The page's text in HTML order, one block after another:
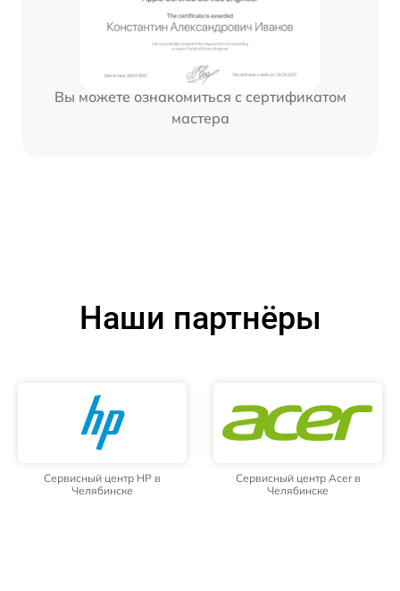
Вы можете ознакомиться с сертификатом
мастера
Наши партнёры
Сервисный центр HP в
Челябинске
Сервисный центр Acer в
Челябинске